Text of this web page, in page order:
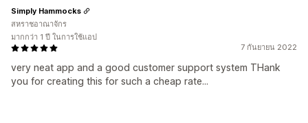
7 กันยายน 2022
very neat app and a good customer support system THank
you for creating this for such a cheap rate...
Simply Hammocks
สหราชอาณาจักร
มากกว่า 1 ปี ในการใช้แอป